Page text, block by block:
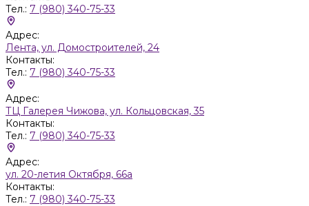
Тел.: 7 (980) 340-75-33
Адрес:
Лента, ул. Домостроителей, 24
Контакты:
Тел.: 7 (980) 340-75-33
Адрес:
ТЦ Галерея Чижова, ул. Кольцовская, 35
Контакты:
Тел.: 7 (980) 340-75-33
Адрес:
ул. 20-летия Октября, 66а
Контакты:
Тел.: 7 (980) 340-75-33